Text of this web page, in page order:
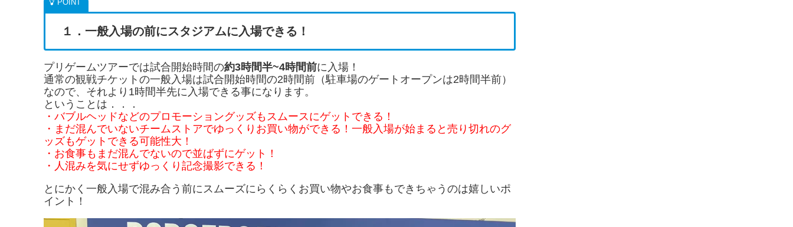
１．一般入場の前にスタジアムに入場できる！
プリゲームツアーでは試合開始時間の約3時間半~4時間前に入場！
通常の観戦チケットの一般入場は試合開始時間の2時間前（駐車場のゲートオープンは2時間半前）
なので、それより1時間半先に入場できる事になります。
ということは．．．
・バブルヘッドなどのプロモーショングッズもスムースにゲットできる！
・まだ混んでいないチームストアでゆっくりお買い物ができる！一般入場が始まると売り切れのグ
ッズもゲットできる可能性大！
・お食事もまだ混んでないので並ばずにゲット！
・人混みを気にせずゆっくり記念撮影できる！
とにかく一般入場で混み合う前にスムーズにらくらくお買い物やお食事もできちゃうのは嬉しいポ
イント！